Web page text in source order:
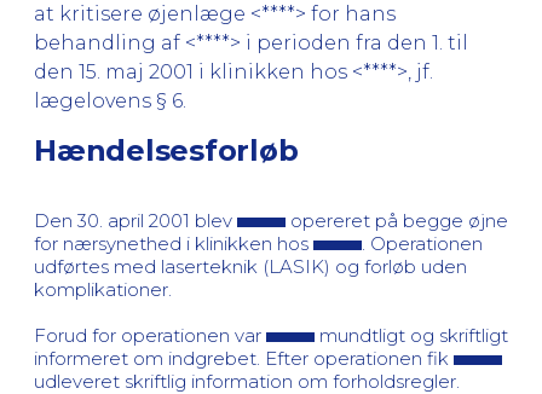
at kritisere øjenlæge <****> for hans
behandling af <****> i perioden fra den 1. til
den 15. maj 2001 i klinikken hos <****>, jf.
lægelovens § 6.
Hændelsesforløb
Den 30. april 2001 blev
opereret på begge øjne
for nærsynethed i klinikken hos
. Operationen
udførtes med laserteknik (LASIK) og forløb uden
komplikationer.
Forud for operationen var
mundtligt og skriftligt
informeret om indgrebet. Efter operationen fik
udleveret skriftlig information om forholdsregler.